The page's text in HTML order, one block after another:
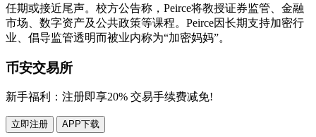
任期或接近尾声。校方公告称，Peirce将教授证券监管、金融
市场、数字资产及公共政策等课程。Peirce因长期支持加密行
业、倡导监管透明而被业内称为“加密妈妈”。
币安交易所
新手福利： 注册即享20% 交易手续费减免!
立即注册 APP下载